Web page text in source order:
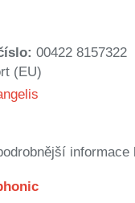
00422 8157322
(EU)